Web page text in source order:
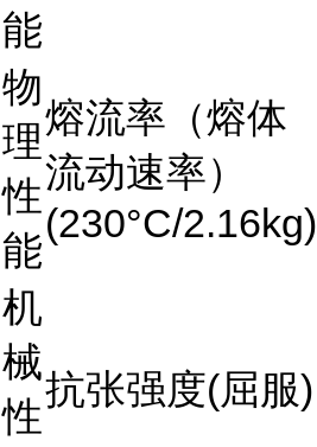
能
物
理
性
能
熔流率（熔体
流动速率）
(230°C/2.16kg)
机
械
性
抗张强度(屈服)